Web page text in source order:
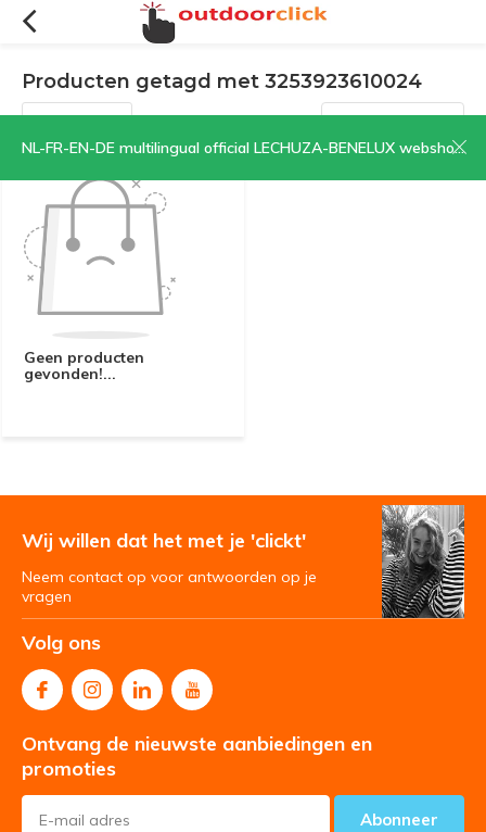
NL-FR-EN-DE multilingual official LECHUZA-BENELUX webshop | CLICK HERE NOW!
Producten getagd met 3253923610024
Filters Sorteren op:
Geen producten
gevonden!...
Wij willen dat het met je 'clickt'
Neem contact op voor antwoorden op je
vragen
Volg ons
Ontvang de nieuwste aanbiedingen en
promoties
Abonneer